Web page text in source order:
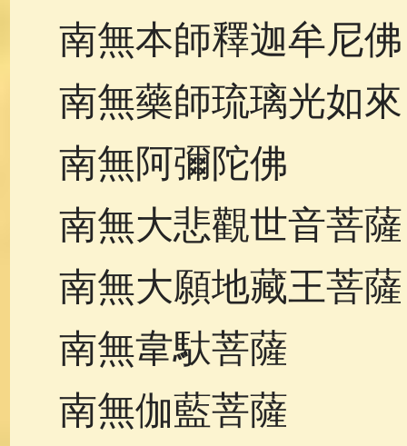
南無本師釋迦牟尼佛
南無藥師琉璃光如來
南無阿彌陀佛
南無大悲觀世音菩薩
南無大願地藏王菩薩
南無韋馱菩薩
南無伽藍菩薩